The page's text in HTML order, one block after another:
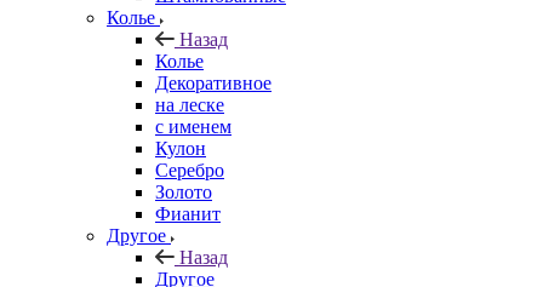
Колье
Назад
Колье
Декоративное
на леске
с именем
Кулон
Серебро
Золото
Фианит
Другое
Назад
Другое